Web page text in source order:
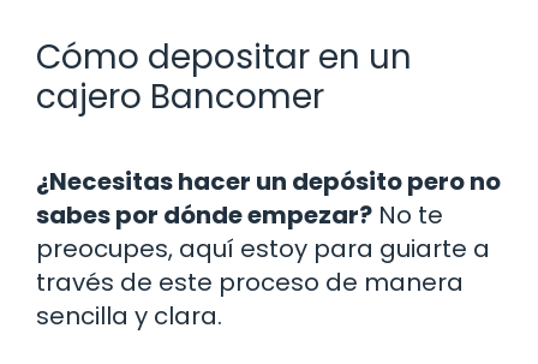
Cómo depositar en un
cajero Bancomer
¿Necesitas hacer un depósito pero no
sabes por dónde empezar? No te
preocupes, aquí estoy para guiarte a
través de este proceso de manera
sencilla y clara.